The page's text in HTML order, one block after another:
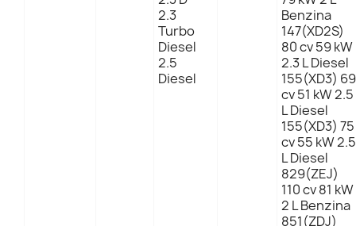
2.3
Turbo
Diesel
2.5
Diesel
Benzina
147(XD2S)
80 cv 59 kW
2.3 L Diesel
155(XD3) 69
cv 51 kW 2.5
L Diesel
155(XD3) 75
cv 55 kW 2.5
L Diesel
829(ZEJ)
110 cv 81 kW
2 L Benzina
851(ZDJ)